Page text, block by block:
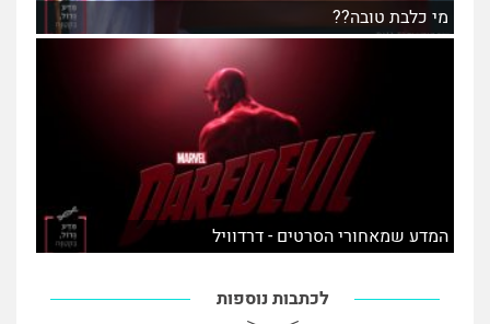
מי כלבת טובה??
המדע שמאחורי הסרטים - דרדוויל
לכתבות נוספות